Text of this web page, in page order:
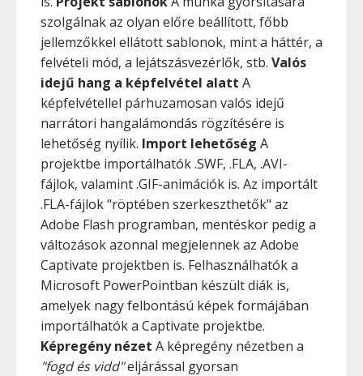
szolgálnak az olyan előre beállított, főbb
jellemzőkkel ellátott sablonok, mint a háttér, a
felvételi mód, a lejátszásvezérlők, stb. Valós
idejű hang a képfelvétel alatt A
képfelvétellel párhuzamosan valós idejű
narrátori hangalámondás rögzítésére is
lehetőség nyílik. Import lehetőség A
projektbe importálhatók .SWF, .FLA, .AVI-
fájlok, valamint .GIF-animációk is. Az importált
.FLA-fájlok "röptében szerkeszthetők" az
Adobe Flash programban, mentéskor pedig a
változások azonnal megjelennek az Adobe
Captivate projektben is. Felhasználhatók a
Microsoft PowerPointban készült diák is,
amelyek nagy felbontású képek formájában
importálhatók a Captivate projektbe.
Képregény nézet A képregény nézetben a
"fogd és vidd"eljárással gyorsan